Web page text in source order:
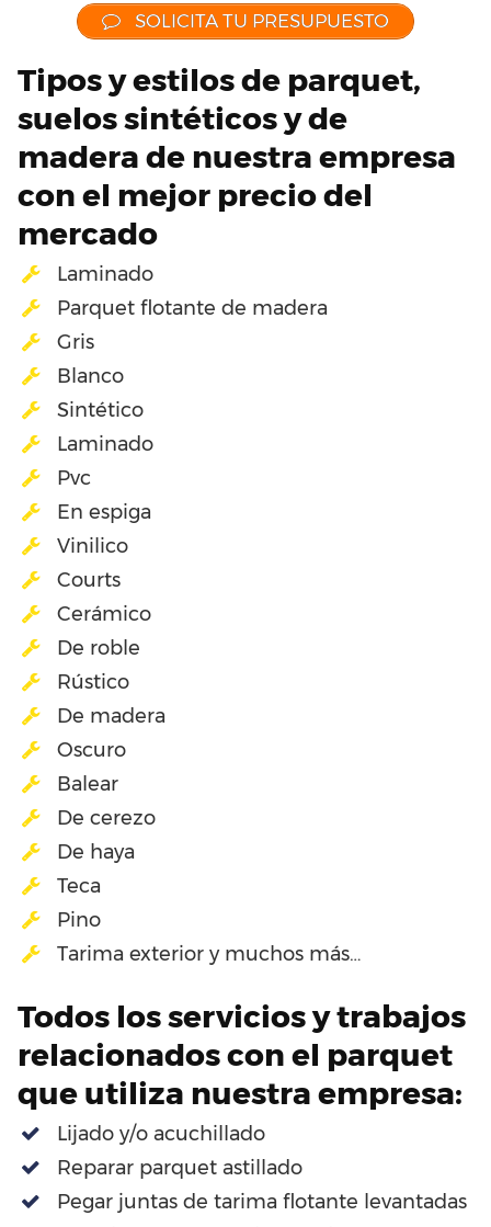
SOLICITA TU PRESUPUESTO
Tipos y estilos de parquet,
suelos sintéticos y de
madera de nuestra empresa
con el mejor precio del
mercado
Laminado
Parquet flotante de madera
Gris
Blanco
Sintético
Laminado
Pvc
En espiga
Vinilico
Courts
Cerámico
De roble
Rústico
De madera
Oscuro
Balear
De cerezo
De haya
Teca
Pino
Tarima exterior y muchos más…
Todos los servicios y trabajos
relacionados con el parquet
que utiliza nuestra empresa:
Lijado y/o acuchillado
Reparar parquet astillado
Pegar juntas de tarima flotante levantadas